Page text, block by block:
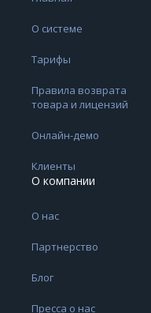
О системе
Тарифы
Правила возврата
товара и лицензий
Онлайн-демо
Клиенты
О компании
О нас
Партнерство
Блог
Пресса о нас